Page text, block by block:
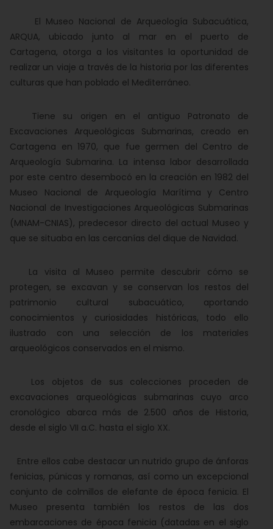
El Museo Nacional de Arqueología Subacuática,
ARQUA, ubicado junto al mar en el puerto de
Cartagena, otorga a los visitantes la oportunidad de
realizar un viaje a través de la historia por las diferentes
culturas que han poblado el Mediterráneo.
Tiene su origen en el antiguo Patronato de
Excavaciones Arqueológicas Submarinas, creado en
Cartagena en 1970, que fue germen del Centro de
Arqueología Submarina. La intensa labor desarrollada
por este centro desembocó en la creación en 1982 del
Museo Nacional de Arqueología Marítima y Centro
Nacional de Investigaciones Arqueológicas Submarinas
(MNAM-CNIAS), predecesor directo del actual Museo y
que se situaba en las cercanías del dique de Navidad.
La visita al Museo permite descubrir cómo se
protegen, se excavan y se conservan los restos del
patrimonio cultural subacuático, aportando
conocimientos y curiosidades históricas, todo ello
ilustrado con una selección de los materiales
arqueológicos conservados en el mismo.
Los objetos de sus colecciones proceden de
excavaciones arqueológicas submarinas cuyo arco
cronológico abarca más de 2.500 años de Historia,
desde el siglo VII a.C. hasta el siglo XX.
Entre ellos cabe destacar un nutrido grupo de ánforas
fenicias, púnicas y romanas, así como un excepcional
conjunto de colmillos de elefante de época fenicia. El
Museo presenta también los restos de las dos
embarcaciones de época fenicia (datadas en el siglo